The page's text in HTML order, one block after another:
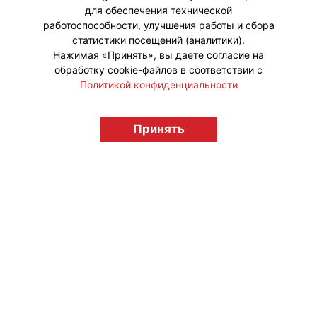
#ПродвижениеБренда #Коллаборации
licensingrussia.ru, 2009-2026 12+
для обеспечения технической
работоспособности, улучшения работы и сбора
статистики посещений (аналитики).
Нажимая «Принять», вы даете согласие на
обработку cookie-файлов в соответствии с
Политикой конфиденциальности
Принять